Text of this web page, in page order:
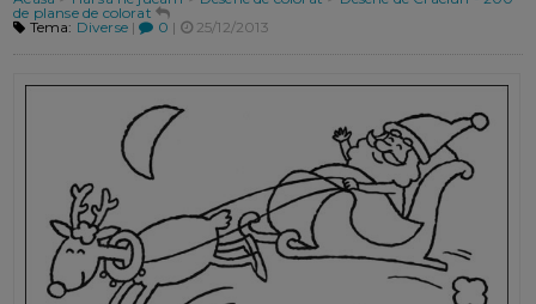
de planse de colorat
Tema: Diverse| 0 | 25/12/2013